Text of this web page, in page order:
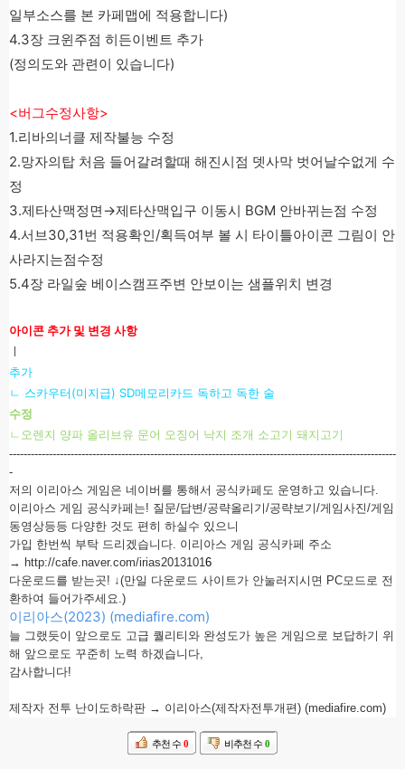
일부소스를 본 카페맵에 적용합니다)
4.3장 크윈주점 히든이벤트 추가
(정의도와 관련이 있습니다)
<버그수정사항>
1.리바의너클 제작불능 수정
2.망자의탑 처음 들어갈려할때 해진시점 뎃사막 벗어날수없게 수
정
3.제타산맥정면→제타산맥입구 이동시 BGM 안바뀌는점 수정
4.서브30,31번 적용확인/획득여부 볼 시 타이틀아이콘 그림이 안
사라지는점수정
5.4장 라일숲 베이스캠프주변 안보이는 샘플위치 변경
아이콘 추가 및 변경 사항
ㅣ
추가
ㄴ 스카우터(미지급) SD메모리카드 독하고 독한 술
수정
ㄴ오렌지 양파 올리브유 문어 오징어 낙지 조개 소고기 돼지고기
-----------------------------------------------------------------------------------------------------------
-
저의 이리아스 게임은 네이버를 통해서 공식카페도 운영하고 있습니다.
이리아스 게임 공식카페는! 질문/답변/공략올리기/공략보기/게임사진/게임
동영상등등 다양한 것도 편히 하실수 있으니
가입 한번씩 부탁 드리겠습니다. 이리아스 게임 공식카페 주소
→ http://cafe.naver.com/irias20131016
다운로드를 받는곳! ↓(만일 다운로드 사이트가 안눌러지시면 PC모드로 전
환하여 들어가주세요.)
이리아스(2023) (mediafire.com)
늘 그랬듯이 앞으로도 고급 퀄리티와 완성도가 높은 게임으로 보답하기 위
해 앞으로도 꾸준히 노력 하겠습니다,
감사합니다!
제작자 전투 난이도하락판 → 이리아스(제작자전투개편) (mediafire.com)
추천 수 0 비추천 수 0